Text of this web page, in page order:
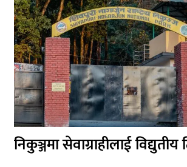
निकुञ्जमा सेवाग्राहीलाई